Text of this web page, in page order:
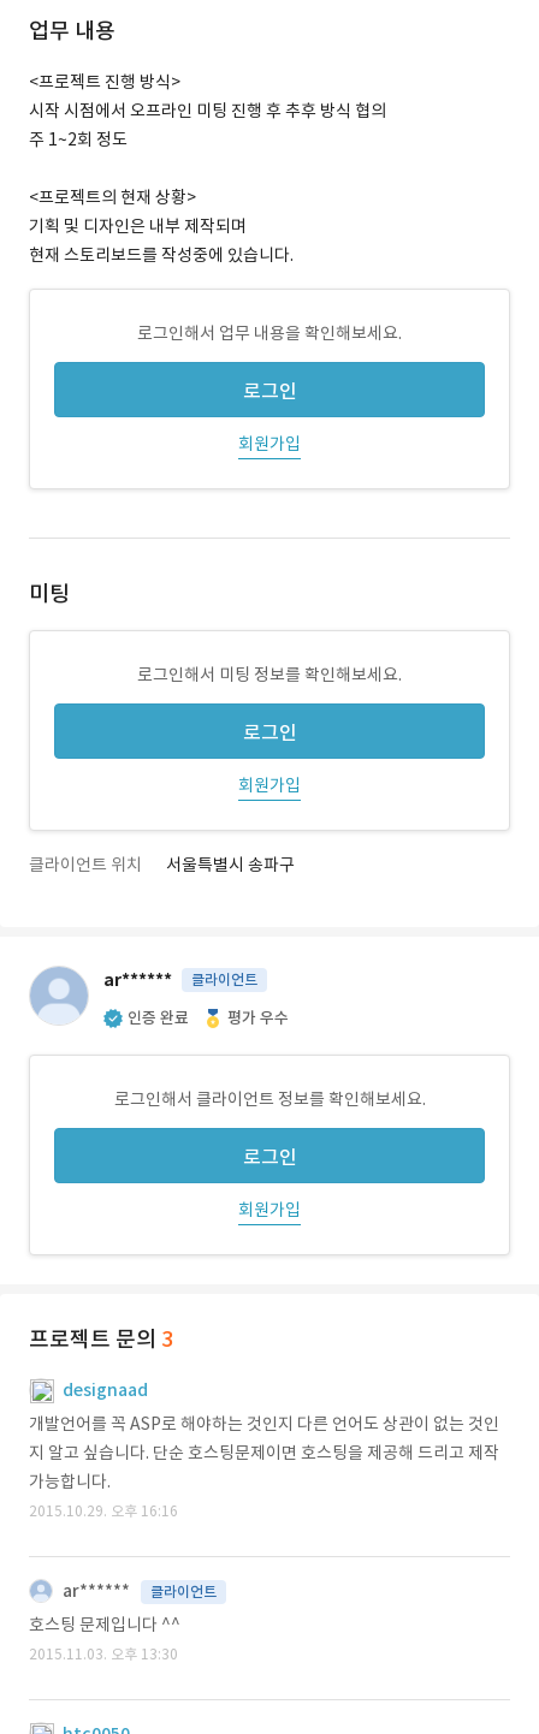
업무 내용
<프로젝트 진행 방식>
시작 시점에서 오프라인 미팅 진행 후 추후 방식 협의
주 1~2회 정도
<프로젝트의 현재 상황>
기획 및 디자인은 내부 제작되며
현재 스토리보드를 작성중에 있습니다.
로그인해서 업무 내용을 확인해보세요.
로그인
회원가입
미팅
로그인해서 미팅 정보를 확인해보세요.
로그인
회원가입
클라이언트 위치 서울특별시 송파구
ar****** 클라이언트
인증 완료 평가 우수
로그인해서 클라이언트 정보를 확인해보세요.
로그인
회원가입
프로젝트 문의 3
designaad
개발언어를 꼭 ASP로 해야하는 것인지 다른 언어도 상관이 없는 것인
지 알고 싶습니다. 단순 호스팅문제이면 호스팅을 제공해 드리고 제작
가능합니다.
2015.10.29. 오후 16:16
ar****** 클라이언트
호스팅 문제입니다 ^^
2015.11.03. 오후 13:30